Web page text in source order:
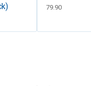
CHF
79.90